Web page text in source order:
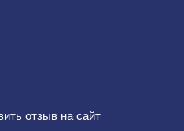
отзыв на сайт